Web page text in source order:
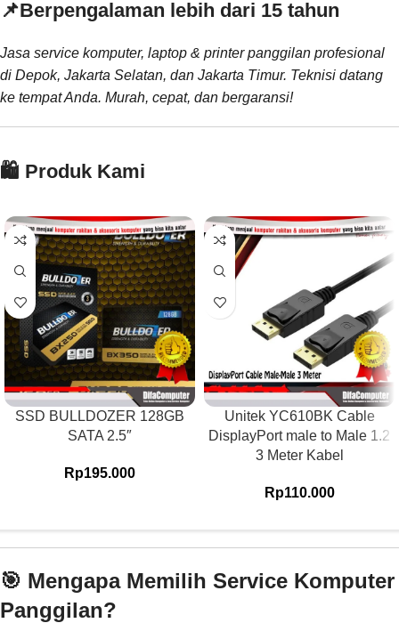
📌Berpengalaman lebih dari 15 tahun
Jasa service komputer, laptop & printer panggilan profesional
di Depok, Jakarta Selatan, dan Jakarta Timur. Teknisi datang
ke tempat Anda. Murah, cepat, dan bergaransi!
🛍️ Produk Kami
SSD BULLDOZER 128GB
SATA 2.5″
Rp195.000
Unitek YC610BK Cable
DisplayPort male to Male 1.2
3 Meter Kabel
Rp110.000
🎯 Mengapa Memilih Service Komputer
Panggilan?